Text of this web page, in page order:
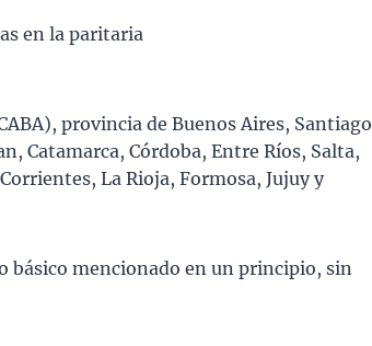
en la paritaria
provincia de Buenos Aires, Santiago
Catamarca, Córdoba, Entre Ríos, Salta,
La Rioja, Formosa, Jujuy y
básico mencionado en un principio, sin